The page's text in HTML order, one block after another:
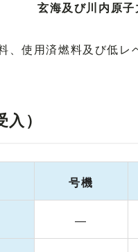
玄海及び川内原
使用済燃料及び低レ
）
号機
―